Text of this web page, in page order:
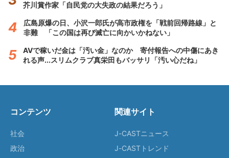
芥川賞作家「自民党の大失政の結果だろう」
広島原爆の日、小沢一郎氏が高市政権を「戦前回帰路線」と
非難 「この国は再び滅亡に向かいかねない」
AVで稼いだ金は「汚い金」なのか 寄付報告への中傷にあき
れる声...スリムクラブ真栄田もバッサリ「汚い心だね」
コンテンツ
社会
政治
関連サイト
J-CASTニュース
J-CASTトレンド